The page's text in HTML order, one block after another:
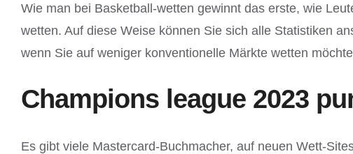
Wie man bei Basketball-wetten gewinnt das erste, wie
wetten. Auf diese Weise können Sie sich alle Statistiken
wenn Sie auf weniger konventionelle Märkte wetten
Champions league 2023
Es gibt viele Mastercard-Buchmacher, auf neuen Wett-